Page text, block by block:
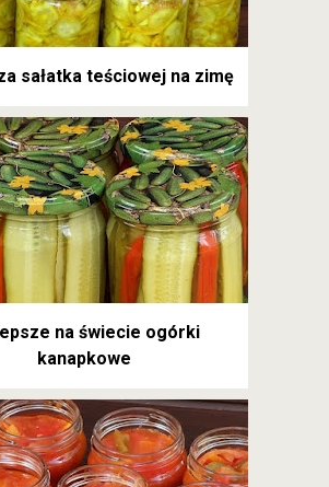
sałatka teściowej na zimę
na świecie ogórki
kanapkowe